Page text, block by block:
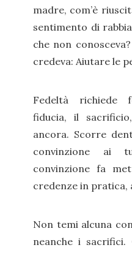
madre, com’è
sentimento di
che non
credeva: Aiutare le
Fedeltà richiede
fiducia, il
ancora. Scorre
convinzione ai
convinzione fa
credenze in pratica,
Non temi alcuna
neanche i